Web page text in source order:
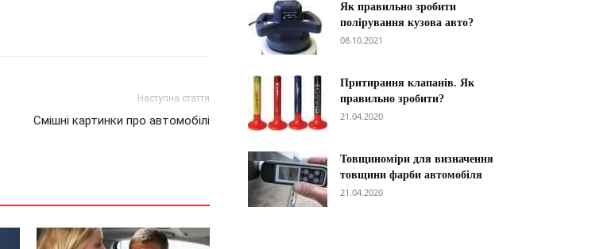
Наступна стаття
Смішні картинки про автомобілі
Як правильно зробити
полірування кузова авто?
08.10.2021
Притирання клапанів. Як
правильно зробити?
21.04.2020
Товщиноміри для визначення
товщини фарби автомобіля
21.04.2020